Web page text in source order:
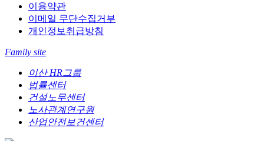
이용약관
이메일 무단수집거부
개인정보취급방침
Family site
이산 HR그룹
법률센터
건설노무센터
노사관계연구원
산업안전보건센터